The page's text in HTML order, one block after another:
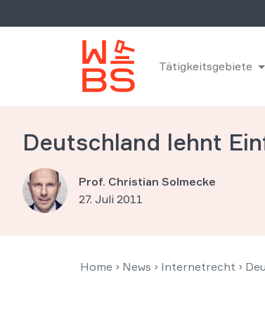
Tätigkeitsgebiete
Deutschland lehnt
Prof. Christian Solmecke
27. Juli 2011
Home › News › Internetrecht ›